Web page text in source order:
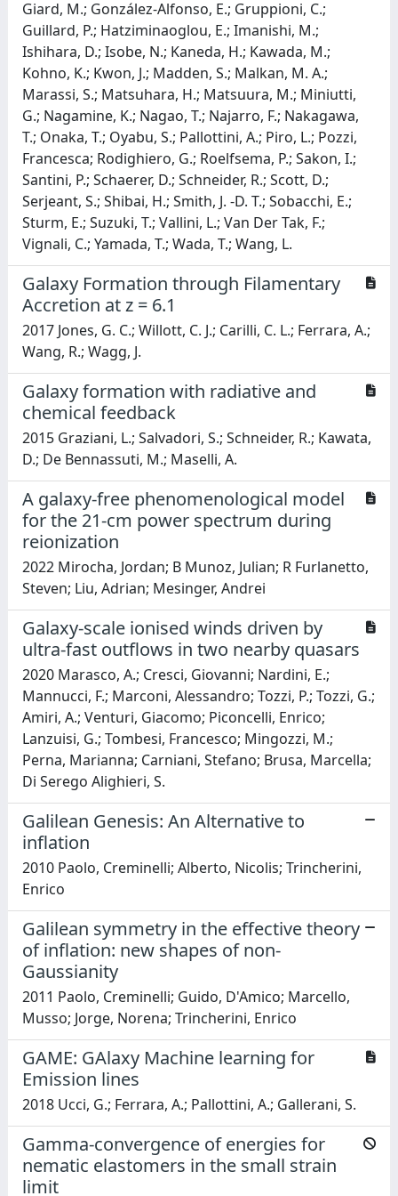
Giard, M.; González-Alfonso, E.; Gruppioni, C.;
Guillard, P.; Hatziminaoglou, E.; Imanishi, M.;
Ishihara, D.; Isobe, N.; Kaneda, H.; Kawada, M.;
Kohno, K.; Kwon, J.; Madden, S.; Malkan, M. A.;
Marassi, S.; Matsuhara, H.; Matsuura, M.; Miniutti,
G.; Nagamine, K.; Nagao, T.; Najarro, F.; Nakagawa,
T.; Onaka, T.; Oyabu, S.; Pallottini, A.; Piro, L.; Pozzi,
Francesca; Rodighiero, G.; Roelfsema, P.; Sakon, I.;
Santini, P.; Schaerer, D.; Schneider, R.; Scott, D.;
Serjeant, S.; Shibai, H.; Smith, J. -D. T.; Sobacchi, E.;
Sturm, E.; Suzuki, T.; Vallini, L.; Van Der Tak, F.;
Vignali, C.; Yamada, T.; Wada, T.; Wang, L.
Galaxy Formation through Filamentary
Accretion at z = 6.1
2017 Jones, G. C.; Willott, C. J.; Carilli, C. L.; Ferrara, A.;
Wang, R.; Wagg, J.
Galaxy formation with radiative and
chemical feedback
2015 Graziani, L.; Salvadori, S.; Schneider, R.; Kawata,
D.; De Bennassuti, M.; Maselli, A.
A galaxy-free phenomenological model
for the 21-cm power spectrum during
reionization
2022 Mirocha, Jordan; B Munoz, Julian; R Furlanetto,
Steven; Liu, Adrian; Mesinger, Andrei
Galaxy-scale ionised winds driven by
ultra-fast outflows in two nearby quasars
2020 Marasco, A.; Cresci, Giovanni; Nardini, E.;
Mannucci, F.; Marconi, Alessandro; Tozzi, P.; Tozzi, G.;
Amiri, A.; Venturi, Giacomo; Piconcelli, Enrico;
Lanzuisi, G.; Tombesi, Francesco; Mingozzi, M.;
Perna, Marianna; Carniani, Stefano; Brusa, Marcella;
Di Serego Alighieri, S.
Galilean Genesis: An Alternative to
inflation
2010 Paolo, Creminelli; Alberto, Nicolis; Trincherini,
Enrico
Galilean symmetry in the effective theory
of inflation: new shapes of non-
Gaussianity
2011 Paolo, Creminelli; Guido, D'Amico; Marcello,
Musso; Jorge, Norena; Trincherini, Enrico
GAME: GAlaxy Machine learning for
Emission lines
2018 Ucci, G.; Ferrara, A.; Pallottini, A.; Gallerani, S.
Gamma-convergence of energies for
nematic elastomers in the small strain
limit